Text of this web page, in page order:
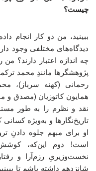
چیست؟
ببینید، من دو کار انجام
دیدگاه‌های مختلفی وجود
چه اندازه اعتبار دارند؟
پژوهشگرها مانندِ محمد
رحمانی (کهنه سرباز)،
همایون کاتوزیان (مصدق و
نقد و نظرم را به طور
تاریخ‌نگارها و به‌ویژه
او برای مبهم جلوه ‌دادنِ
است! دوم این‌که،
نخست‌وزیریِ رزم‌آرا و
شانزدهم داشته باشم تا